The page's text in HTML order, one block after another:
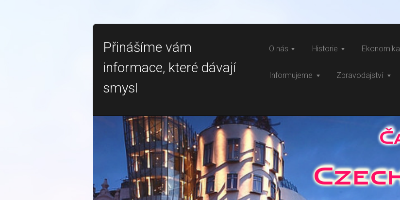
Přinášíme vám
informace, které dávají
smysl
O nás Historie Ekonomika
Informujeme Zpravodajství